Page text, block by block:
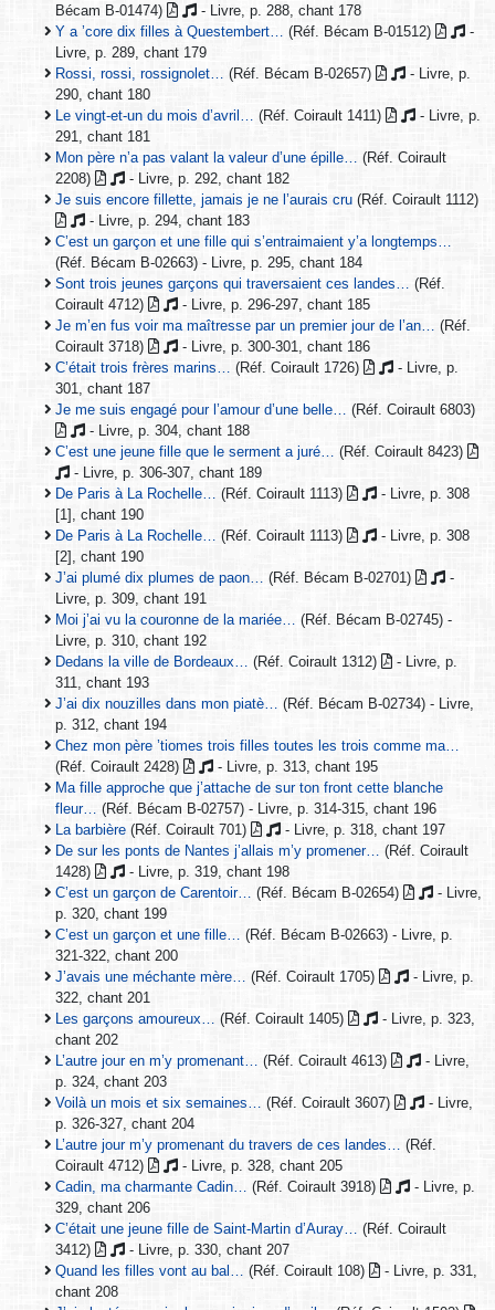
Bécam B-01474)
- Livre, p. 288, chant 178
Y a ’core dix filles à Questembert…
(Réf. Bécam B-01512)
-
Livre, p. 289, chant 179
Rossi, rossi, rossignolet…
(Réf. Bécam B-02657)
- Livre, p.
290, chant 180
Le vingt-et-un du mois d’avril…
(Réf. Coirault 1411)
- Livre, p.
291, chant 181
Mon père n’a pas valant la valeur d’une épille…
(Réf. Coirault
2208)
- Livre, p. 292, chant 182
Je suis encore fillette, jamais je ne l’aurais cru (Réf. Coirault 1112)
- Livre, p. 294, chant 183
C’est un garçon et une fille qui s’entraimaient y’a longtemps…
(Réf. Bécam B-02663) - Livre, p. 295, chant 184
Sont trois jeunes garçons qui traversaient ces landes…
(Réf.
Coirault 4712)
- Livre, p. 296-297, chant 185
Je m’en fus voir ma maîtresse par un premier jour de l’an…
(Réf.
Coirault 3718)
- Livre, p. 300-301, chant 186
C’était trois frères marins…
(Réf. Coirault 1726)
- Livre, p.
301, chant 187
Je me suis engagé pour l’amour d’une belle…
(Réf. Coirault 6803)
- Livre, p. 304, chant 188
C’est une jeune fille que le serment a juré…
(Réf. Coirault 8423)
- Livre, p. 306-307, chant 189
De Paris à La Rochelle…
(Réf. Coirault 1113)
- Livre, p. 308
[1], chant 190
De Paris à La Rochelle…
(Réf. Coirault 1113)
- Livre, p. 308
[2], chant 190
J’ai plumé dix plumes de paon…
(Réf. Bécam B-02701)
-
Livre, p. 309, chant 191
Moi j’ai vu la couronne de la mariée…
(Réf. Bécam B-02745) -
Livre, p. 310, chant 192
Dedans la ville de Bordeaux…
(Réf. Coirault 1312)
- Livre, p.
311, chant 193
J’ai dix nouzilles dans mon piatè…
(Réf. Bécam B-02734) - Livre,
p. 312, chant 194
Chez mon père ’tiomes trois filles toutes les trois comme ma…
(Réf. Coirault 2428)
- Livre, p. 313, chant 195
Ma fille approche que j’attache de sur ton front cette blanche
fleur…
(Réf. Bécam B-02757) - Livre, p. 314-315, chant 196
La barbière (Réf. Coirault 701)
- Livre, p. 318, chant 197
De sur les ponts de Nantes j’allais m’y promener…
(Réf. Coirault
1428)
- Livre, p. 319, chant 198
C’est un garçon de Carentoir…
(Réf. Bécam B-02654)
- Livre,
p. 320, chant 199
C’est un garçon et une fille…
(Réf. Bécam B-02663) - Livre, p.
321-322, chant 200
J’avais une méchante mère…
(Réf. Coirault 1705)
- Livre, p.
322, chant 201
Les garçons amoureux…
(Réf. Coirault 1405)
- Livre, p. 323,
chant 202
L’autre jour en m’y promenant…
(Réf. Coirault 4613)
- Livre,
p. 324, chant 203
Voilà un mois et six semaines…
(Réf. Coirault 3607)
- Livre,
p. 326-327, chant 204
L’autre jour m’y promenant du travers de ces landes…
(Réf.
Coirault 4712)
- Livre, p. 328, chant 205
Cadin, ma charmante Cadin…
(Réf. Coirault 3918)
- Livre, p.
329, chant 206
C’était une jeune fille de Saint-Martin d’Auray…
(Réf. Coirault
3412)
- Livre, p. 330, chant 207
Quand les filles vont au bal…
(Réf. Coirault 108)
- Livre, p. 331,
chant 208